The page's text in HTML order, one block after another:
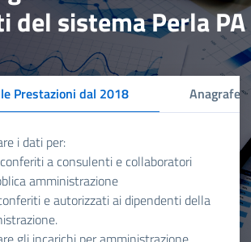
del sistema Perla PA
Prestazioni dal 2018 Anagrafe
i dati per:
a consulenti e collaboratori
amministrazione
e autorizzati ai dipendenti della